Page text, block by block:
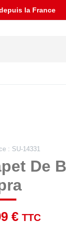
livraison
: SU-14331
De
€ TTC